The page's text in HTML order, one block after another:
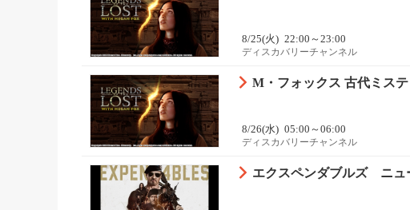
8/25(火) 22:00～23:00
ディスカバリーチャンネル
M・フォックス 古代ミス
8/26(水) 05:00～06:00
ディスカバリーチャンネル
エクスペンダブルズ ニュ